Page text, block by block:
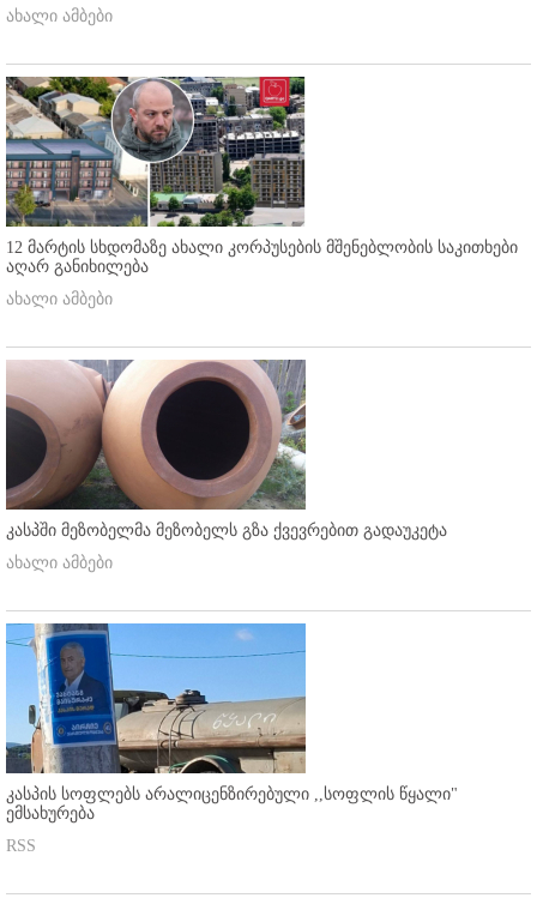
ახალი ამბები
12 მარტის სხდომაზე ახალი კორპუსების მშენებლობის საკითხები
აღარ განიხილება
ახალი ამბები
კასპში მეზობელმა მეზობელს გზა ქვევრებით გადაუკეტა
ახალი ამბები
კასპის სოფლებს არალიცენზირებული ,,სოფლის წყალი"
ემსახურება
RSS